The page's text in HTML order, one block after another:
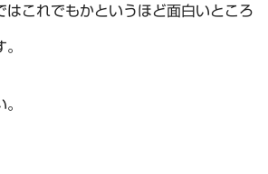
はこれでもかというほど面白いところ